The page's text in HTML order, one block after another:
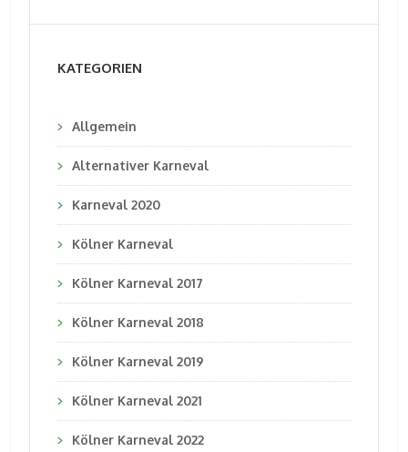
KATEGORIEN
Allgemein
Alternativer Karneval
Karneval 2020
Kölner Karneval
Kölner Karneval 2017
Kölner Karneval 2018
Kölner Karneval 2019
Kölner Karneval 2021
Kölner Karneval 2022